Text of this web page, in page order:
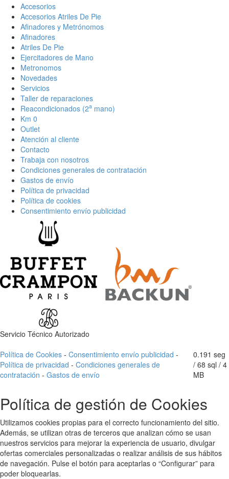
Accesorios
Accesorios Atriles De Pie
Afinadores y Metrónomos
Afinadores
Atriles De Pie
Ejercitadores de Mano
Metronomos
Novedades
Servicios
Taller de reparaciones
Reacondicionados (2a mano)
Km 0
Outlet
Atención al cliente
Contacto
Trabaja con nosotros
Condiciones generales de contratación
Gastos de envío
Política de privacidad
Política de cookies
Consentimiento envío publicidad
Servicio Técnico Autorizado
Política de Cookies - Consentimiento envío publicidad -
Política de privacidad - Condiciones generales de
contratación - Gastos de envío
0.191 seg
/ 68 sql / 4
MB
Política de gestión de Cookies
Utilizamos cookies propias para el correcto funcionamiento del sitio.
Además, se utilizan otras de terceros que analizan cómo se usan
nuestros servicios para mejorar la experiencia de usuario, divulgar
ofertas comerciales personalizadas o realizar análisis de sus hábitos
de navegación. Pulse el botón para aceptarlas o “Configurar” para
poder bloquearlas.